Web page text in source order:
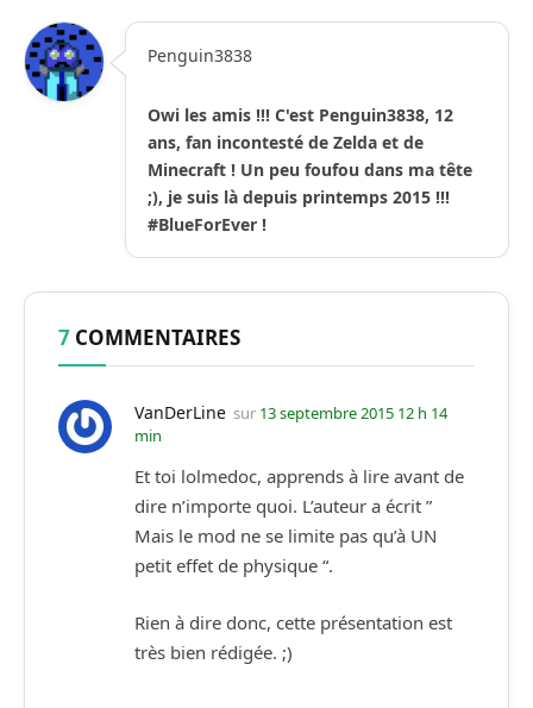
Penguin3838
Owi les amis !!! C'est Penguin3838, 12
ans, fan incontesté de Zelda et de
Minecraft ! Un peu foufou dans ma tête
;), je suis là depuis printemps 2015 !!!
#BlueForEver !
7 COMMENTAIRES
VanDerLine sur 13 septembre 2015 12 h 14
min
Et toi lolmedoc, apprends à lire avant de
dire n’importe quoi. L’auteur a écrit ”
Mais le mod ne se limite pas qu’à UN
petit effet de physique “.
Rien à dire donc, cette présentation est
très bien rédigée. ;)